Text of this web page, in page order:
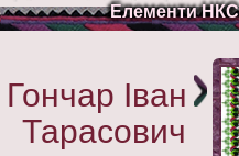
Елементи НКС
Гончар Іван
Тарасович